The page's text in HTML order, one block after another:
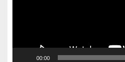
00:00